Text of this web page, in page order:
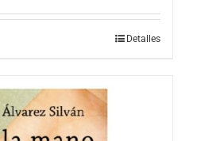
Detalles